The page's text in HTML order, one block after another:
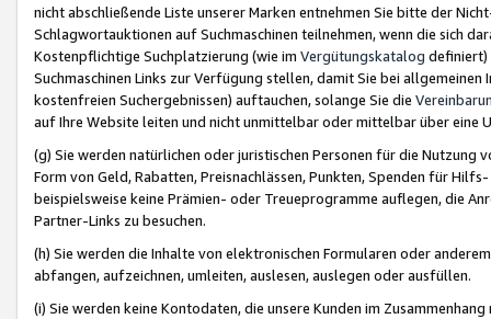
nicht abschließende Liste unserer Marken entnehmen Sie bitte der
Schlagwortauktionen auf Suchmaschinen teilnehmen, wenn die sich
Kostenpflichtige Suchplatzierung (wie im Vergütungskatalog definiert)
Suchmaschinen Links zur Verfügung stellen, damit Sie bei
kostenfreien Suchergebnissen) auftauchen, solange Sie die
auf Ihre Website leiten und nicht unmittelbar oder mittelbar über eine
(g) Sie werden natürlichen oder juristischen Personen für die Nutzung
Form von Geld, Rabatten, Preisnachlässen, Punkten, Spenden für
beispielsweise keine Prämien- oder Treueprogramme auflegen, die
Partner-Links zu besuchen.
(h) Sie werden die Inhalte von elektronischen Formularen oder
abfangen, aufzeichnen, umleiten, auslesen, auslegen oder ausfüllen.
(i) Sie werden keine Kontodaten, die unsere Kunden im